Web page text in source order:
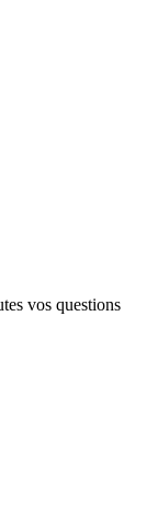
vos questions